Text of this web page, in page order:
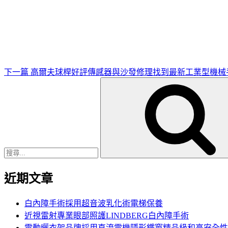
下一篇 高爾夫球桿好評傳感器與沙發修理找到最新工業型機械
近期文章
白內障手術採用超音波乳化術電梯保養
近視雷射專業眼部照護LINDBERG白內障手術